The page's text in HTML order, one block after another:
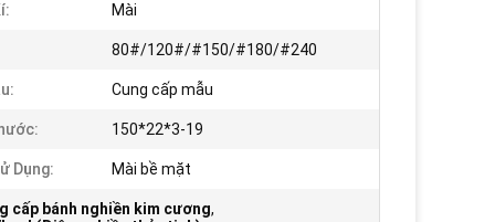
Mài
80#/120#/#150/#180/#240
Cung cấp mẫu
150*22*3-19
Dụng: Mài bề mặt
cấp bánh nghiền kim cương,